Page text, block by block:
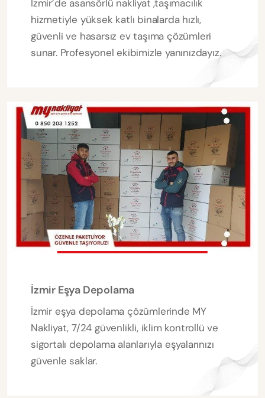
İzmir’de asansörlü nakliyat ,taşımacılık
hizmetiyle yüksek katlı binalarda hızlı,
güvenli ve hasarsız ev taşıma çözümleri
sunar. Profesyonel ekibimizle yanınızdayız.
İzmir Eşya Depolama
İzmir eşya depolama çözümlerinde MY
Nakliyat, 7/24 güvenlikli, iklim kontrollü ve
sigortalı depolama alanlarıyla eşyalarınızı
güvenle saklar.